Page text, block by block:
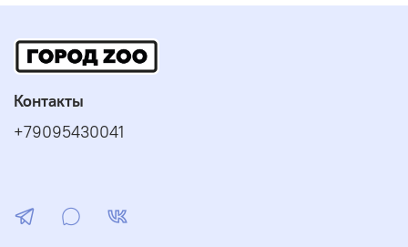
Контакты
+79095430041